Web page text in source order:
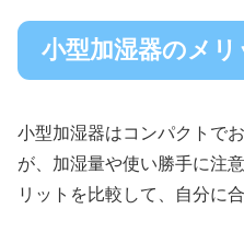
小型加湿器のメ
小型加湿器はコンパクトで
が、加湿量や使い勝手に注
リットを比較して、自分に